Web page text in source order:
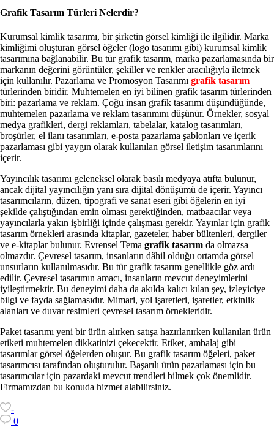
Grafik Tasarım Türleri Nelerdir?
Kurumsal kimlik tasarımı, bir şirketin görsel kimliği ile ilgilidir. Marka
kimliğimi oluşturan görsel öğeler (logo tasarımı gibi) kurumsal kimlik
tasarımına bağlanabilir. Bu tür grafik tasarım, marka pazarlamasında bir
markanın değerini görüntüler, şekiller ve renkler aracılığıyla iletmek
için kullanılır. Pazarlama ve Promosyon Tasarımı grafik tasarım
türlerinden biridir. Muhtemelen en iyi bilinen grafik tasarım türlerinden
biri: pazarlama ve reklam. Çoğu insan grafik tasarımı düşündüğünde,
muhtemelen pazarlama ve reklam tasarımını düşünür. Örnekler, sosyal
medya grafikleri, dergi reklamları, tabelalar, katalog tasarımları,
broşürler, el ilanı tasarımları, e-posta pazarlama şablonları ve içerik
pazarlaması gibi yaygın olarak kullanılan görsel iletişim tasarımlarını
içerir.
Yayıncılık tasarımı geleneksel olarak basılı medyaya atıfta bulunur,
ancak dijital yayıncılığın yanı sıra dijital dönüşümü de içerir. Yayıncı
tasarımcıların, düzen, tipografi ve sanat eseri gibi öğelerin en iyi
şekilde çalıştığından emin olması gerektiğinden, matbaacılar veya
yayıncılarla yakın işbirliği içinde çalışması gerekir. Yayınlar için grafik
tasarım örnekleri arasında kitaplar, gazeteler, haber bültenleri, dergiler
ve e-kitaplar bulunur. Evrensel Tema grafik tasarım da olmazsa
olmazdır. Çevresel tasarım, insanların dâhil olduğu ortamda görsel
unsurların kullanılmasıdır. Bu tür grafik tasarım genellikle göz ardı
edilir. Çevresel tasarımın amacı, insanların mevcut deneyimlerini
iyileştirmektir. Bu deneyimi daha da akılda kalıcı kılan şey, izleyiciye
bilgi ve fayda sağlamasıdır. Mimari, yol işaretleri, işaretler, etkinlik
alanları ve duvar resimleri çevresel tasarım örnekleridir.
Paket tasarımı yeni bir ürün alırken satışa hazırlanırken kullanılan ürün
etiketi muhtemelen dikkatinizi çekecektir. Etiket, ambalaj gibi
tasarımlar görsel öğelerden oluşur. Bu grafik tasarım öğeleri, paket
tasarımcısı tarafından oluşturulur. Başarılı ürün pazarlaması için bu
tasarımcılar için pazardaki mevcut trendleri bilmek çok önemlidir.
Firmamızdan bu konuda hizmet alabilirsiniz.
-
0